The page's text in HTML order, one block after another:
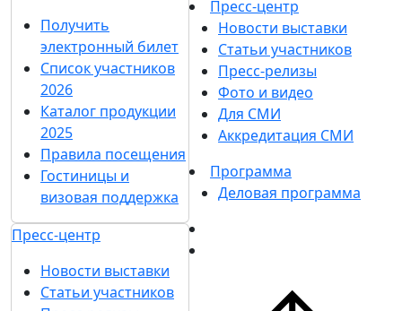
Получить
электронный билет
Список участников
2026
Каталог продукции
2025
Правила посещения
Гостиницы и
визовая поддержка
Пресс-центр
Новости выставки
Статьи участников
Пресс-центр
Новости выставки
Статьи участников
Пресс-релизы
Фото и видео
Для СМИ
Аккредитация СМИ
Программа
Деловая программа